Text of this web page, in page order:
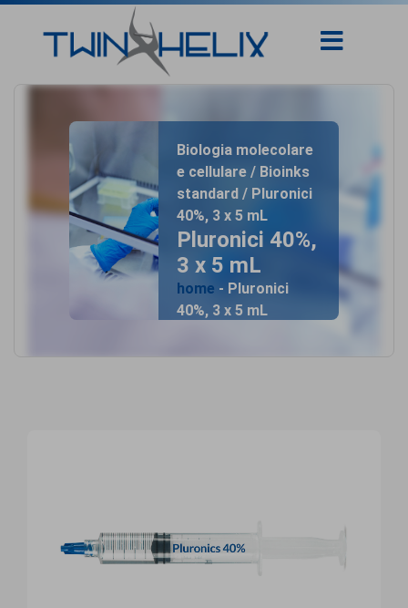
Biologia molecolare
e cellulare / Bioinks
standard / Pluronici
40%, 3 x 5 mL
Pluronici 40%,
3 x 5 mL
home - Pluronici
40%, 3 x 5 mL